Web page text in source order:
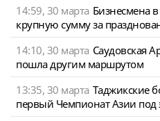
14:59, 30 марта Бизнесмена
крупную сумму за
14:10, 30 марта Саудовская
пошла другим маршрутом
13:35, 30 марта Таджикские
первый Чемпионат Азии под